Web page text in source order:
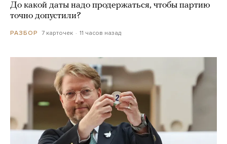
До какой даты надо продержаться, чтобы партию
точно допустили?
РАЗБОР 7 карточек 11 часов назад